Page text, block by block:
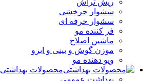
سشوار چرخشی
سشوار حرفه ای
فر کننده‌ مو
ماشین اصلاح
موزن گوش و بینی و ابرو
ویو دهنده مو
محصولات بهداشتی
بهداشت عمومی